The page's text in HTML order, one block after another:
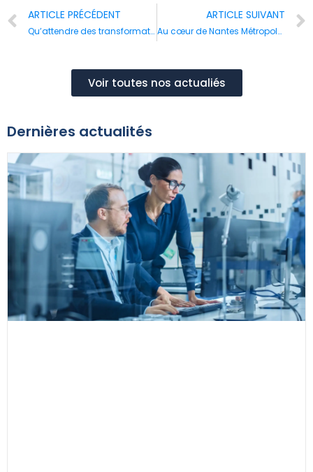
ARTICLE PRÉCÉDENT
Qu’attendre des transformations de WATT à Paris La défense ?
ARTICLE SUIVANT
Au cœur de Nantes Métropole, le secteur du Bas-Fontenay entame sa transformation
Voir toutes nos actualiés
Dernières actualités